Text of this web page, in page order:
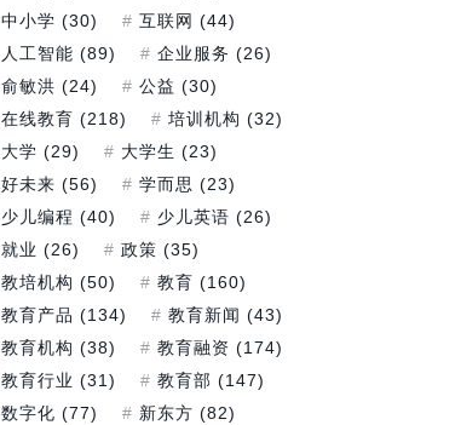
中小学 (30) 互联网 (44)
人工智能 (89) 企业服务 (26)
俞敏洪 (24) 公益 (30)
在线教育 (218) 培训机构 (32)
大学 (29) 大学生 (23)
好未来 (56) 学而思 (23)
少儿编程 (40) 少儿英语 (26)
就业 (26) 政策 (35)
教培机构 (50) 教育 (160)
教育产品 (134) 教育新闻 (43)
教育机构 (38) 教育融资 (174)
教育行业 (31) 教育部 (147)
数字化 (77) 新东方 (82)